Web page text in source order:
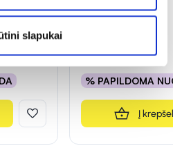
slapukai
LOCK, 5 ml, 1 vnt.
0,19 €
% PAPILDOMA
Į